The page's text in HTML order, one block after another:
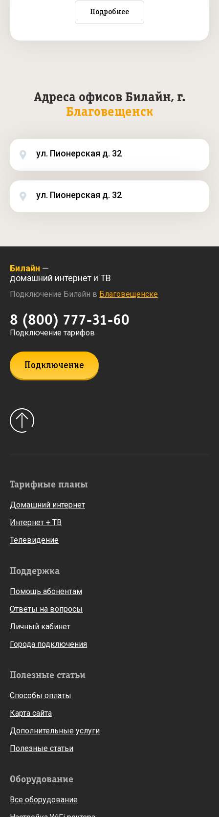
Подробнее
Адреса офисов Билайн, г.
Благовещенск
ул. Пионерская д. 32
ул. Пионерская д. 32
Билайн —
домашний интернет и ТВ
Подключение Билайн в Благовещенске
8 (800) 777-31-60
Подключение тарифов
Подключение
Тарифные планы
Домашний интернет
Интернет + ТВ
Телевидение
Поддержка
Помощь абонентам
Ответы на вопросы
Личный кабинет
Города подключения
Полезные статьи
Способы оплаты
Карта сайта
Дополнительные услуги
Полезные статьи
Оборудование
Все оборудование